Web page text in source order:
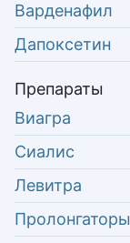
Варденафил
Дапоксетин
Препараты
Виагра
Сиалис
Левитра
Пролонгаторы